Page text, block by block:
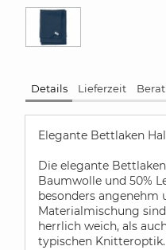
Details Lieferzeit
Elegante Bettlaken
Die elegante
Baumwolle und 50%
besonders angenehm
Materialmischung
herrlich weich, als
typischen Knitteroptik.